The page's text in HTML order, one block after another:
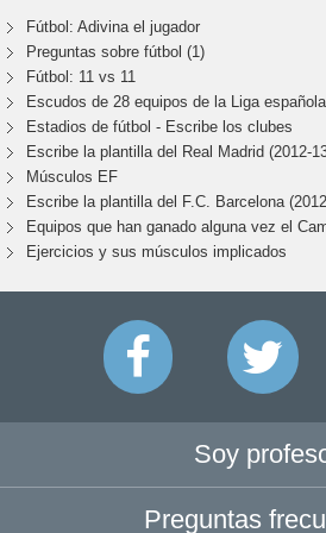
Fútbol: Adivina el jugador
Preguntas sobre fútbol (1)
Fútbol: 11 vs 11
Escudos de 28 equipos de la Liga española
Estadios de fútbol - Escribe los clubes
Escribe la plantilla del Real Madrid (2012-
Músculos EF
Escribe la plantilla del F.C. Barcelona
Equipos que han ganado alguna vez el
Ejercicios y sus músculos implicados
Soy
Preguntas